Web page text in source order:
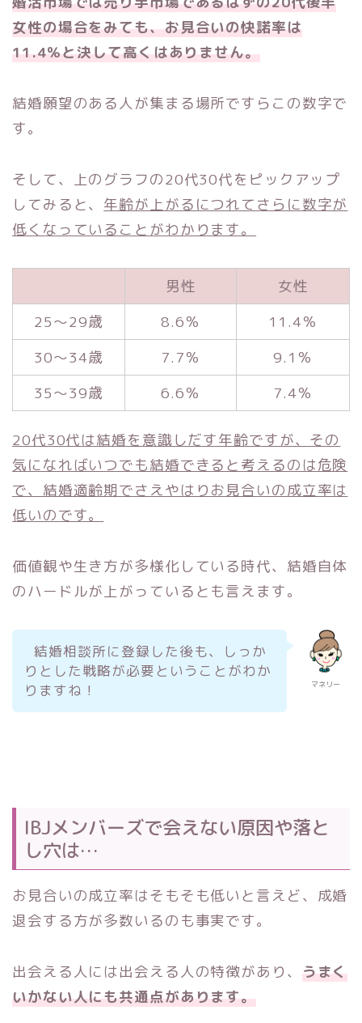
女性の場合をみても、お見合いの快諾率は
11.4％と決して高くはありません。
結婚願望のある人が集まる場所ですらこの数字で
す。
そして、上のグラフの20代30代をピックアップ
してみると、 年齢が上がるにつれてさらに数字が
低くなっていることがわかります。
男性
女性
25～29歳
8.6％
11.4％
30～34歳
7.7％
9.1％
35～39歳
6.6％ 7.4％
20代30代は結婚を意識しだす年齢ですが、その
気になればいつでも結婚できると考えるのは危険
で、結婚適齢期でさえやはりお見合いの成立率は
低いのです。
価値観や生き方が多様化している時代、結婚自体
のハードルが上がっているとも言えます。
マネリー
結婚相談所に登録した後も、しっか
りとした戦略が必要ということがわか
りますね！
IBJメンバーズで会えない原因や落と
し穴は…
お見合いの成立率はそもそも低いと言えど、成婚
退会する方が多数いるのも事実です。
出会える人には出会える人の特徴があり、 うまく
いかない人にも共通点があります。